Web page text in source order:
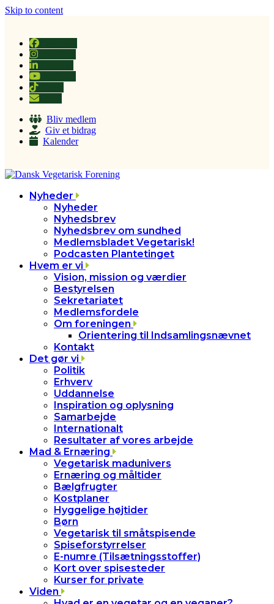
Skip to content
Tiktok
Bliv medlem
Giv et bidrag
Kalender
Nyheder
Nyheder
Nyhedsbrev
Nyhedsbrev om sundhed
Medlemsbladet Vegetarisk!
Podcasten Plantetinget
Hvem er vi
Vision, mission og værdier
Bestyrelsen
Sekretariatet
Medlemsfordele
Om foreningen
Orientering til Indsamlingsnævnet
Kontakt
Det gør vi
Politik
Erhverv
Uddannelse
Inspiration og oplysning
Samarbejde
Internationalt
Resultater af vores arbejde
Mad & Ernæring
Vegetarisk madunivers
Ernæring og måltider
Bælgfrugter
Kostplaner
Hyggelige højtider
Børn
Vegetarisk til småtspisende
Spiseforstyrrelser
E-numre (Tilsætningsstoffer)
Kort over spisesteder
Kurser for private
Viden